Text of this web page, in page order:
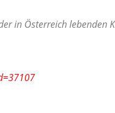
in Österreich lebenden